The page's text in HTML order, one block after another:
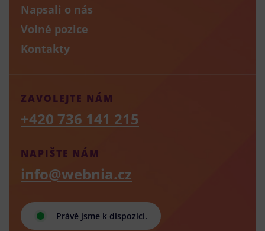
Napsali o nás
Volné pozice
Kontakty
Právě jsme k dispozici.
NAPIŠTE NÁM
info@webnia.cz
ZAVOLEJTE NÁM
+420 736 141 215